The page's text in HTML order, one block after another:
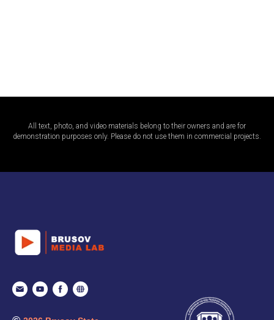
All text, photo, and video materials belong to their owners and are for
demonstration purposes only. Please do not use them in commercial projects.